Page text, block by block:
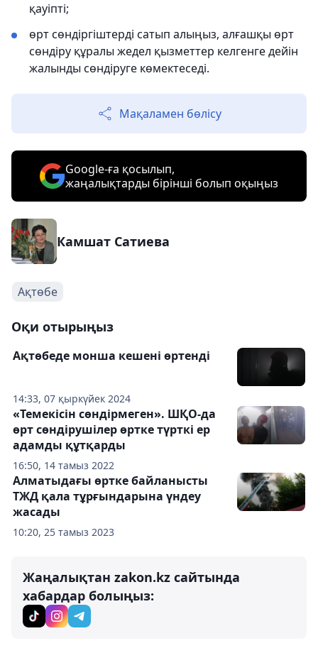
қауіпті;
өрт сөндіргіштерді сатып алыңыз, алғашқы өрт
сөндіру құралы жедел қызметтер келгенге дейін
жалынды сөндіруге көмектеседі.
Мақаламен бөлісу
Google-ға қосылып,
жаңалықтарды бірінші болып оқыңыз
Камшат Сатиева
Ақтөбе
Оқи отырыңыз
14:33, 07 қыркүйек 2024
Ақтөбеде монша кешені өртенді
16:50, 14 тамыз 2022
«Темекісін сөндірмеген». ШҚО-да
өрт сөндірушілер өртке түрткі ер
адамды құтқарды
10:20, 25 тамыз 2023
Алматыдағы өртке байланысты
ТЖД қала тұрғындарына үндеу
жасады
Жаңалықтан zakon.kz сайтында
хабардар болыңыз: